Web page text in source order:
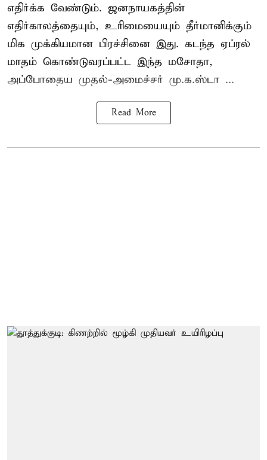
எதிர்க்க வேண்டும். ஜனநாயகத்தின்
எதிர்காலத்தையும், உரிமையையும் தீர்மானிக்கும்
மிக முக்கியமான பிரச்சினை இது. கடந்த ஏப்ரல்
மாதம் கொண்டுவரப்பட்ட இந்த மசோதா,
அப்போதைய முதல்-அமைச்சர் மு.க.ஸ்டா ...
Read More